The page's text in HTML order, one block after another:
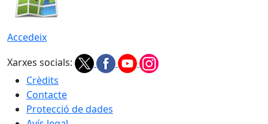
Accedeix
Xarxes socials:
Crèdits
Contacte
Protecció de dades